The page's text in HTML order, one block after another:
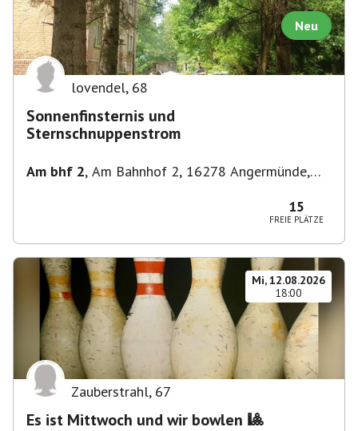
Neu
lovendel, 68
Sonnenfinsternis und
Sternschnuppenstrom
Am bhf 2, Am Bahnhof 2, 16278 Angermünde,
15
FREIE PLÄTZE
Mi, 12.08.2026
18:00
Zauberstrahl, 67
Es ist Mittwoch und wir bowlen 🎱